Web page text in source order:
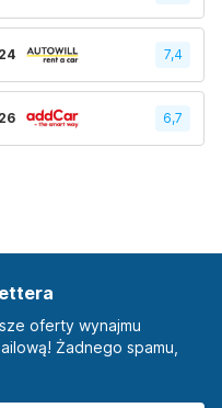
24 7,4
26 6,7
oferty wynajmu
Żadnego spamu,